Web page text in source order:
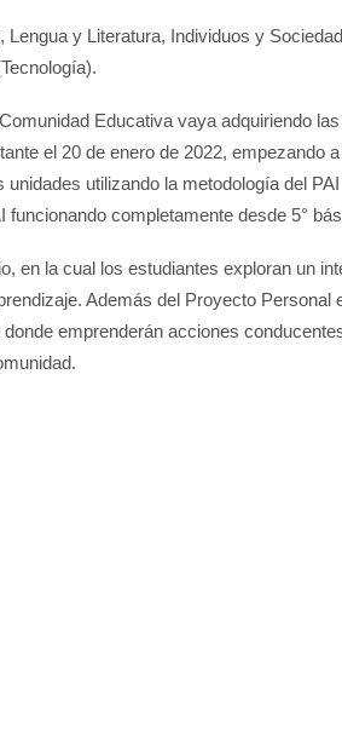
y Literatura, Individuos y
Educativa vaya adquiriendo
el 20 de enero de 2022, empezando
utilizando la metodología del
completamente desde 5°
en la cual los estudiantes exploran un
Además del Proyecto Personal
emprenderán acciones